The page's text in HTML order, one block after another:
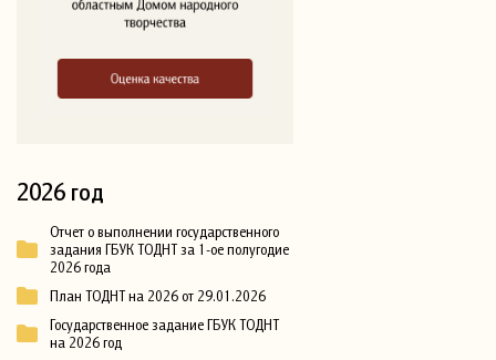
2026 год
Отчет о выполнении государственного
задания ГБУК ТОДНТ за 1-ое полугодие
2026 года
План ТОДНТ на 2026 от 29.01.2026
Государственное задание ГБУК ТОДНТ
на 2026 год